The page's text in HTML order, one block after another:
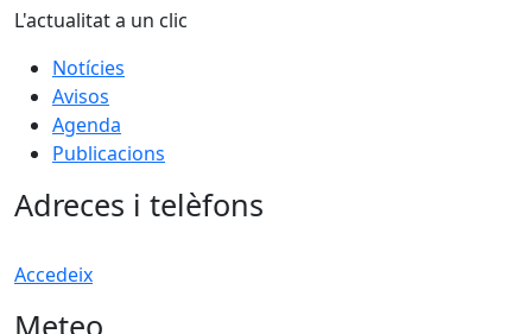
L'actualitat a un clic
Notícies
Avisos
Agenda
Publicacions
Adreces i telèfons
Accedeix
Meteo